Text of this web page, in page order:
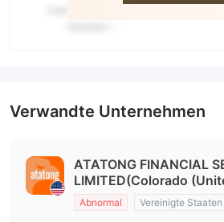
Verwandte Unternehmen
ATATONG FINANCIAL
LIMITED(Colorado
Abnormal Vereinigte Staaten